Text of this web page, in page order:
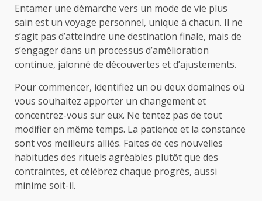
Entamer une démarche vers un mode de vie plus
sain est un voyage personnel, unique à chacun. Il ne
s’agit pas d’atteindre une destination finale, mais de
s’engager dans un processus d’amélioration
continue, jalonné de découvertes et d’ajustements.
Pour commencer, identifiez un ou deux domaines où
vous souhaitez apporter un changement et
concentrez-vous sur eux. Ne tentez pas de tout
modifier en même temps. La patience et la constance
sont vos meilleurs alliés. Faites de ces nouvelles
habitudes des rituels agréables plutôt que des
contraintes, et célébrez chaque progrès, aussi
minime soit-il.